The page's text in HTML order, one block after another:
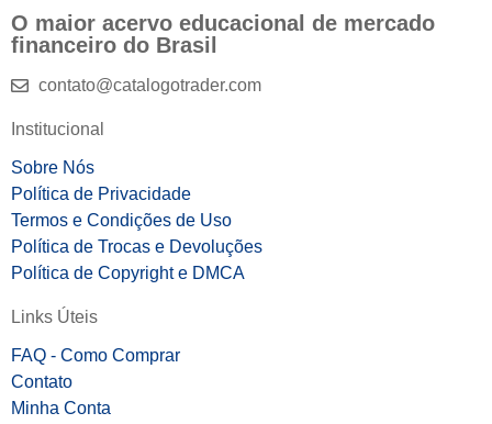
O maior acervo educacional de mercado
financeiro do Brasil
contato@catalogotrader.com
Institucional
Sobre Nós
Política de Privacidade
Termos e Condições de Uso
Política de Trocas e Devoluções
Política de Copyright e DMCA
Links Úteis
FAQ - Como Comprar
Contato
Minha Conta